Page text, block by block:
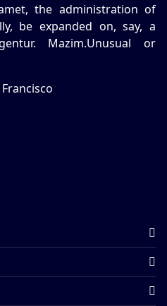
the administration of
be expanded on, say, a
Mazim.Unusual or